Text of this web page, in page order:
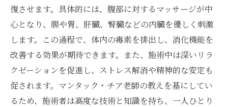
復させます。具体的には、腹部に対するマッサージが中
心となり、腸や胃、肝臓、腎臓などの内臓を優しく刺激
します。この過程で、体内の毒素を排出し、消化機能を
改善する効果が期待できます。また、施術中は深いリラ
クゼーションを促進し、ストレス解消や精神的な安定も
促されます。マンタック・チア老師の教えを基にしてい
るため、施術者は高度な技術と知識を持ち、一人ひとり